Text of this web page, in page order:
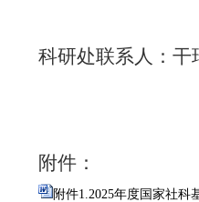
科研处联系人：干
附件：
附件1.2025年度国家社科